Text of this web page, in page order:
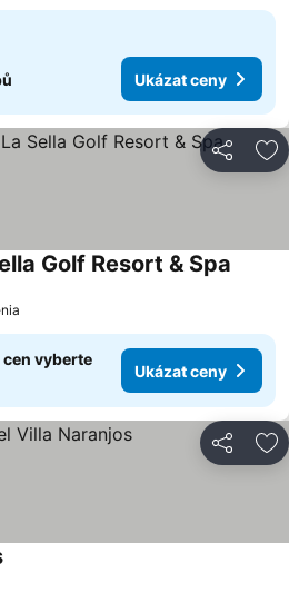
Ukázat ceny
Sdílet
Golf Resort & Spa
vyberte
Ukázat ceny
Sdílet
Ukázat ceny